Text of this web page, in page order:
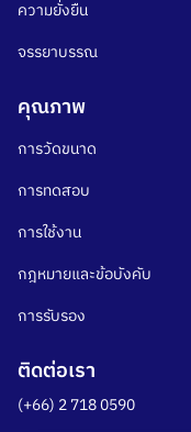
ความยั่งยืน
จรรยาบรรณ
คุณภาพ
การวัดขนาด
การทดสอบ
การใช้งาน
กฎหมายและข้อบังคับ
การรับรอง
ติดต่อเรา
(+66) 2 718 0590